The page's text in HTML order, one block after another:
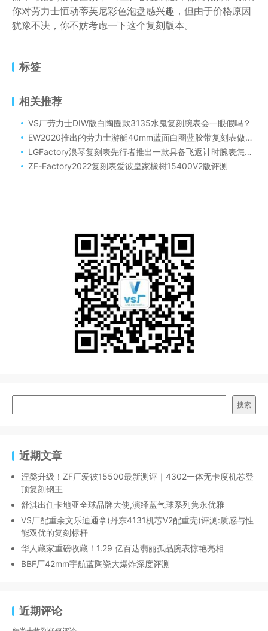
你对劳力士恒动蒂芙尼彩色泡盘感兴趣，但由于价格原因
犹豫不决，你不妨考虑一下这个复刻版本。
标签
相关推荐
VS厂劳力士DIW版白陶圈款3135水鬼复刻腕表会一眼假吗？
EW2020推出的劳力士游艇40mm蓝面白圈蓝胶带复刻表做工评测
LGFactory浪琴复刻表先行者推出一款具备飞返计时腕表怎么样
ZF-Factory2022复刻表爱彼皇家橡树15400V2版评测
搜索
近期文章
涅槃升级！ZF厂爱彼15500最新测评｜4302一体无卡度机芯登
顶复刻钢王
舒淇出任卡地亚全球品牌大使,演绎蓝气球系列隽永优雅
VS厂配重余文乐迪通拿(丹东4131机芯V2配重壳)评测:质感与性
能双优的复刻标杆
华人藏家重磅收藏！1.29 亿百达翡丽孤品腕表惊艳亮相
BBF厂42mm宇航蓝陶瓷大爆炸深度评测
近期评论